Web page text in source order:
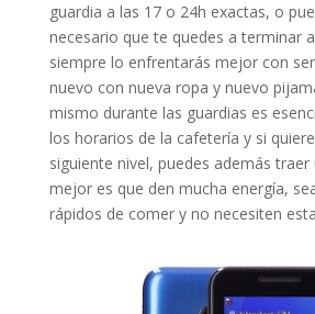
guardia a las 17 o 24h exactas, o
necesario que te quedes a terminar
siempre lo enfrentarás mejor con
nuevo con nueva ropa y nuevo
mismo durante las guardias es
los horarios de la cafetería y si
siguiente nivel, puedes además traer
mejor es que den mucha energía,
rápidos de comer y no necesiten